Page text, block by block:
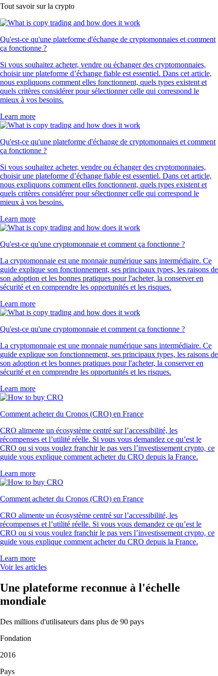
Tout savoir sur la crypto
Qu'est-ce qu'une plateforme d'échange de cryptomonnaies et comment
ça fonctionne ?
Si vous souhaitez acheter, vendre ou échanger des cryptomonnaies,
choisir une plateforme d’échange fiable est essentiel. Dans cet article,
nous expliquons comment elles fonctionnent, quels types existent et
quels critères considérer pour sélectionner celle qui correspond le
mieux à vos besoins.
Learn more
Qu'est-ce qu'une plateforme d'échange de cryptomonnaies et comment
ça fonctionne ?
Si vous souhaitez acheter, vendre ou échanger des cryptomonnaies,
choisir une plateforme d’échange fiable est essentiel. Dans cet article,
nous expliquons comment elles fonctionnent, quels types existent et
quels critères considérer pour sélectionner celle qui correspond le
mieux à vos besoins.
Learn more
Qu'est-ce qu'une cryptomonnaie et comment ça fonctionne ?
La cryptomonnaie est une monnaie numérique sans intermédiaire. Ce
guide explique son fonctionnement, ses principaux types, les raisons de
son adoption et les bonnes pratiques pour l'acheter, la conserver en
sécurité et en comprendre les opportunités et les risques.
Learn more
Qu'est-ce qu'une cryptomonnaie et comment ça fonctionne ?
La cryptomonnaie est une monnaie numérique sans intermédiaire. Ce
guide explique son fonctionnement, ses principaux types, les raisons de
son adoption et les bonnes pratiques pour l'acheter, la conserver en
sécurité et en comprendre les opportunités et les risques.
Learn more
Comment acheter du Cronos (CRO) en France
CRO alimente un écosystème centré sur l’accessibilité, les
récompenses et l’utilité réelle. Si vous vous demandez ce qu’est le
CRO ou si vous voulez franchir le pas vers l’investissement crypto, ce
guide vous explique comment acheter du CRO depuis la France.
Learn more
Comment acheter du Cronos (CRO) en France
CRO alimente un écosystème centré sur l’accessibilité, les
récompenses et l’utilité réelle. Si vous vous demandez ce qu’est le
CRO ou si vous voulez franchir le pas vers l’investissement crypto, ce
guide vous explique comment acheter du CRO depuis la France.
Learn more
Voir les articles
Une plateforme reconnue à l'échelle
mondiale
Des millions d'utilisateurs dans plus de 90 pays
Fondation
2016
Pays